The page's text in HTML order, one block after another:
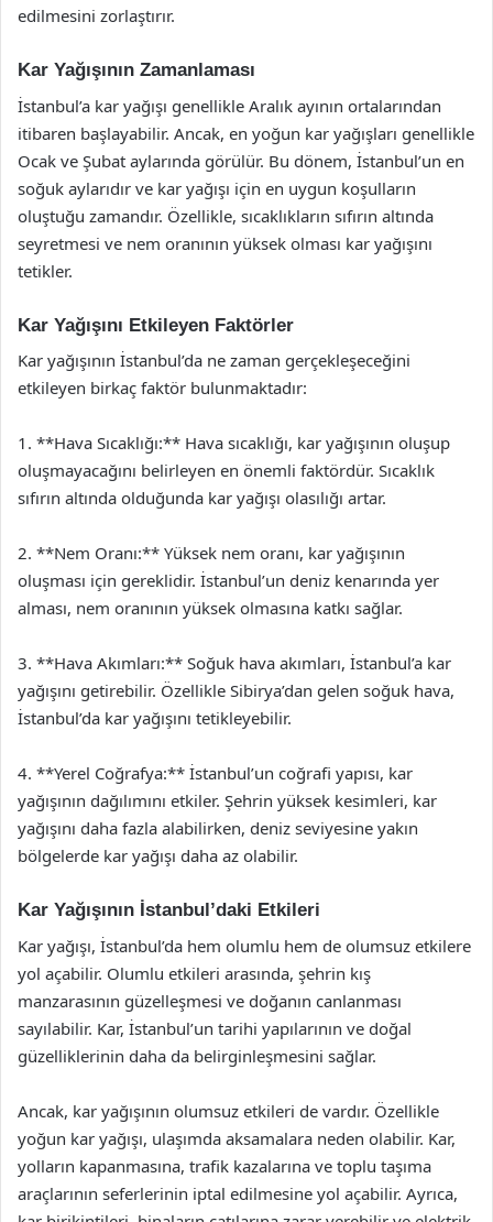
edilmesini zorlaştırır.
Kar Yağışının Zamanlaması
İstanbul’a kar yağışı genellikle Aralık ayının ortalarından
itibaren başlayabilir. Ancak, en yoğun kar yağışları genellikle
Ocak ve Şubat aylarında görülür. Bu dönem, İstanbul’un en
soğuk aylarıdır ve kar yağışı için en uygun koşulların
oluştuğu zamandır. Özellikle, sıcaklıkların sıfırın altında
seyretmesi ve nem oranının yüksek olması kar yağışını
tetikler.
Kar Yağışını Etkileyen Faktörler
Kar yağışının İstanbul’da ne zaman gerçekleşeceğini
etkileyen birkaç faktör bulunmaktadır:
1. **Hava Sıcaklığı:** Hava sıcaklığı, kar yağışının oluşup
oluşmayacağını belirleyen en önemli faktördür. Sıcaklık
sıfırın altında olduğunda kar yağışı olasılığı artar.
2. **Nem Oranı:** Yüksek nem oranı, kar yağışının
oluşması için gereklidir. İstanbul’un deniz kenarında yer
alması, nem oranının yüksek olmasına katkı sağlar.
3. **Hava Akımları:** Soğuk hava akımları, İstanbul’a kar
yağışını getirebilir. Özellikle Sibirya’dan gelen soğuk hava,
İstanbul’da kar yağışını tetikleyebilir.
4. **Yerel Coğrafya:** İstanbul’un coğrafi yapısı, kar
yağışının dağılımını etkiler. Şehrin yüksek kesimleri, kar
yağışını daha fazla alabilirken, deniz seviyesine yakın
bölgelerde kar yağışı daha az olabilir.
Kar Yağışının İstanbul’daki Etkileri
Kar yağışı, İstanbul’da hem olumlu hem de olumsuz etkilere
yol açabilir. Olumlu etkileri arasında, şehrin kış
manzarasının güzelleşmesi ve doğanın canlanması
sayılabilir. Kar, İstanbul’un tarihi yapılarının ve doğal
güzelliklerinin daha da belirginleşmesini sağlar.
Ancak, kar yağışının olumsuz etkileri de vardır. Özellikle
yoğun kar yağışı, ulaşımda aksamalara neden olabilir. Kar,
yolların kapanmasına, trafik kazalarına ve toplu taşıma
araçlarının seferlerinin iptal edilmesine yol açabilir. Ayrıca,